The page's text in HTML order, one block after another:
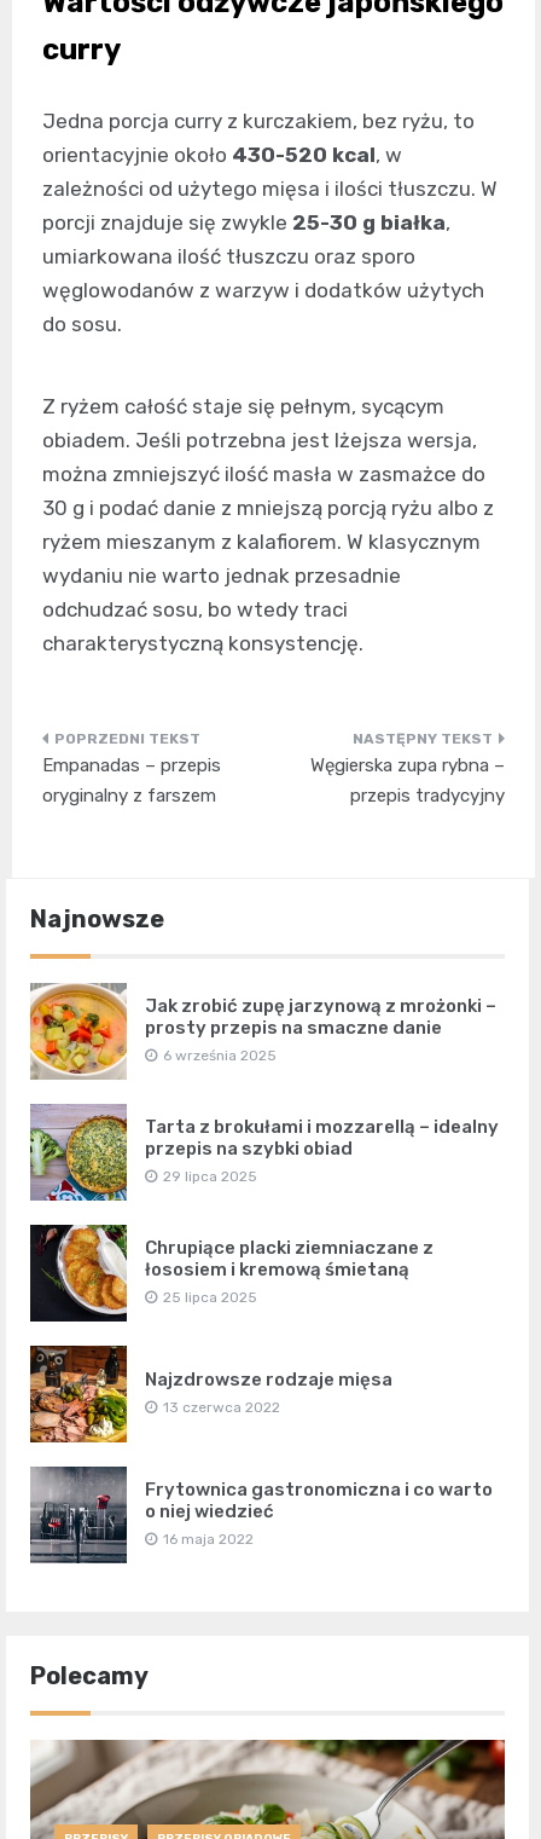
curry
Jedna porcja curry z kurczakiem, bez ryżu, to
orientacyjnie około 430-520 kcal, w
zależności od użytego mięsa i ilości tłuszczu. W
porcji znajduje się zwykle 25-30 g białka,
umiarkowana ilość tłuszczu oraz sporo
węglowodanów z warzyw i dodatków użytych
do sosu.
Z ryżem całość staje się pełnym, sycącym
obiadem. Jeśli potrzebna jest lżejsza wersja,
można zmniejszyć ilość masła w zasmażce do
30 g i podać danie z mniejszą porcją ryżu albo z
ryżem mieszanym z kalafiorem. W klasycznym
wydaniu nie warto jednak przesadnie
odchudzać sosu, bo wtedy traci
charakterystyczną konsystencję.
Nawigacja
wpisu
Empanadas – przepis
oryginalny z farszem
Węgierska zupa rybna –
przepis tradycyjny
Najnowsze
Jak zrobić zupę jarzynową z mrożonki –
prosty przepis na smaczne danie
6 września 2025
Tarta z brokułami i mozzarellą – idealny
przepis na szybki obiad
29 lipca 2025
Chrupiące placki ziemniaczane z
łososiem i kremową śmietaną
25 lipca 2025
Najzdrowsze rodzaje mięsa
13 czerwca 2022
Frytownica gastronomiczna i co warto
o niej wiedzieć
16 maja 2022
Polecamy